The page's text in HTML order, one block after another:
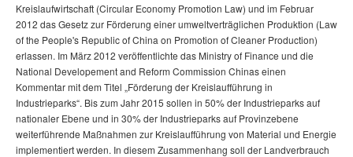
Kreislaufwirtschaft (Circular Economy Promotion Law) und im Februar
2012 das Gesetz zur Förderung einer umweltverträglichen Produktion (Law
of the People's Republic of China on Promotion of Cleaner Production)
erlassen. Im März 2012 veröffentlichte das Ministry of Finance und die
National Developement and Reform Commission Chinas einen
Kommentar mit dem Titel „Förderung der Kreislaufführung in
Industrieparks“. Bis zum Jahr 2015 sollen in 50% der Industrieparks auf
nationaler Ebene und in 30% der Industrieparks auf Provinzebene
weiterführende Maßnahmen zur Kreislaufführung von Material und Energie
implementiert werden. In diesem Zusammenhang soll der Landverbrauch